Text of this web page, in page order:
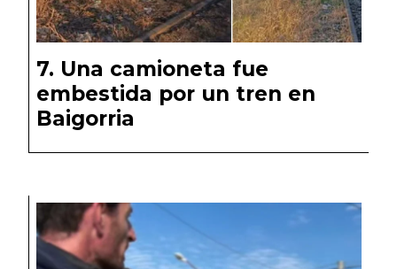
Una camioneta fue
embestida por un tren en
Baigorria